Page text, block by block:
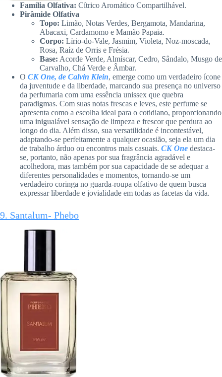
Família Olfativa: Cítrico Aromático Compartilhável.
Pirâmide Olfativa
Topo: Limão, Notas Verdes, Bergamota, Mandarina,
Abacaxi, Cardamomo e Mamão Papaia.
Corpo: Lírio-do-Vale, Jasmim, Violeta, Noz-moscada,
Rosa, Raíz de Orris e Frésia.
Base: Acorde Verde, Almíscar, Cedro, Sândalo, Musgo de
Carvalho, Chá Verde e Âmbar.
O CK One, de Calvin Klein, emerge como um verdadeiro ícone
da juventude e da liberdade, marcando sua presença no universo
da perfumaria com uma essência unissex que quebra
paradigmas. Com suas notas frescas e leves, este perfume se
apresenta como a escolha ideal para o cotidiano, proporcionando
uma inigualável sensação de limpeza e frescor que perdura ao
longo do dia. Além disso, sua versatilidade é incontestável,
adaptando-se perfeitamente a qualquer ocasião, seja ela um dia
de trabalho árduo ou encontros mais casuais. CK One destaca-
se, portanto, não apenas por sua fragrância agradável e
acolhedora, mas também por sua capacidade de se adequar a
diferentes personalidades e momentos, tornando-se um
verdadeiro coringa no guarda-roupa olfativo de quem busca
expressar liberdade e jovialidade em todas as facetas da vida.
9. Santalum- Phebo